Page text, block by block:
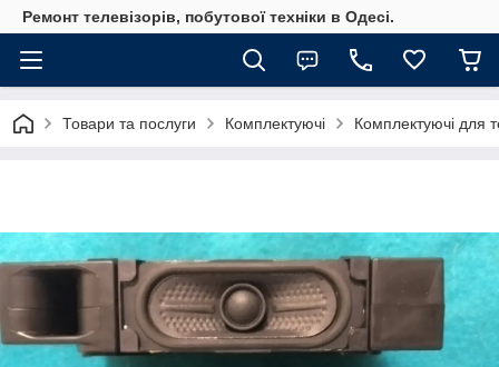
Ремонт телевізорів, побутової техніки в Одесі.
Товари та послуги Комплектуючі Комплектуючі для